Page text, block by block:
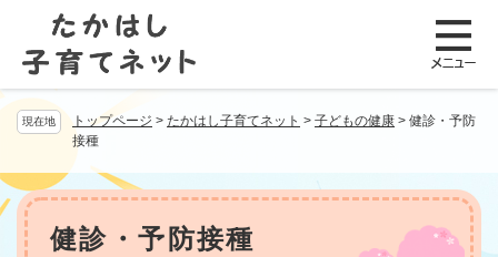
す
。
現在地 トップページ > たかはし子育てネット > 子どもの健康 > 健診・予防
接種
本
文
健診・予防接種